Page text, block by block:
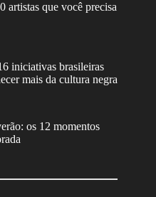
artistas que você precisa
iniciativas brasileiras
mais da cultura negra
os 12 momentos